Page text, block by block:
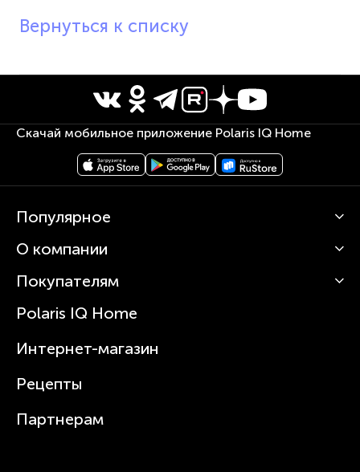
Вернуться к списку
Скачай мобильное приложение Polaris IQ Home
Популярное
Кофемашины
Вертикальные пылесосы
Зубные щетки и ирригаторы
Увлажнители
Посуда
О компании
О Polaris
Статьи
Покупателям
Сервисные центры
Где купить
Polaris IQ Home
Интернет-магазин
Рецепты
Партнерам